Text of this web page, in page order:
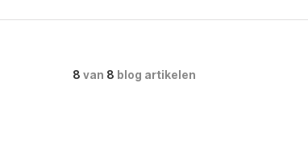
8 van 8 blog artikelen